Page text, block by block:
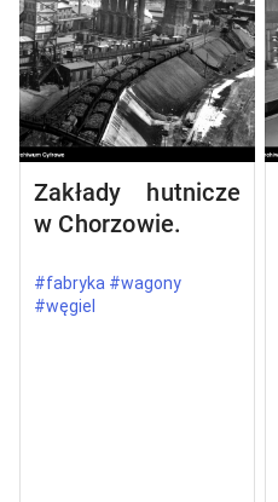
Zakłady hutnicze
w Chorzowie.
#fabryka #wagony
#węgiel